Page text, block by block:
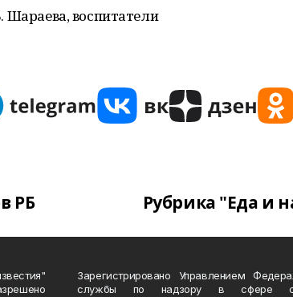
Шараева, воспитатели
РБ Рубрика "Еда и
Зарегистрировано Управлением
службы по надзору в сфере